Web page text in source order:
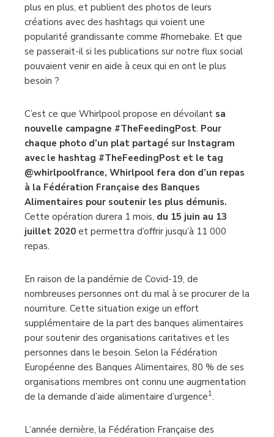
plus en plus, et publient des photos de leurs
créations avec des hashtags qui voient une
popularité grandissante comme #homebake. Et que
se passerait-il si les publications sur notre flux social
pouvaient venir en aide à ceux qui en ont le plus
besoin ?
C’est ce que Whirlpool propose en dévoilant sa
nouvelle campagne #TheFeedingPost. Pour
chaque photo d’un plat partagé sur Instagram
avec le hashtag #TheFeedingPost et le tag
@whirlpoolfrance, Whirlpool fera don d’un repas
à la Fédération Française des Banques
Alimentaires pour soutenir les plus démunis.
Cette opération durera 1 mois, du 15 juin au 13
juillet 2020 et permettra d’offrir jusqu’à 11 000
repas.
En raison de la pandémie de Covid-19, de
nombreuses personnes ont du mal à se procurer de la
nourriture. Cette situation exige un effort
supplémentaire de la part des banques alimentaires
pour soutenir des organisations caritatives et les
personnes dans le besoin. Selon la Fédération
Européenne des Banques Alimentaires, 80 % de ses
organisations membres ont connu une augmentation
de la demande d’aide alimentaire d’urgence1.
L’année dernière, la Fédération Française des